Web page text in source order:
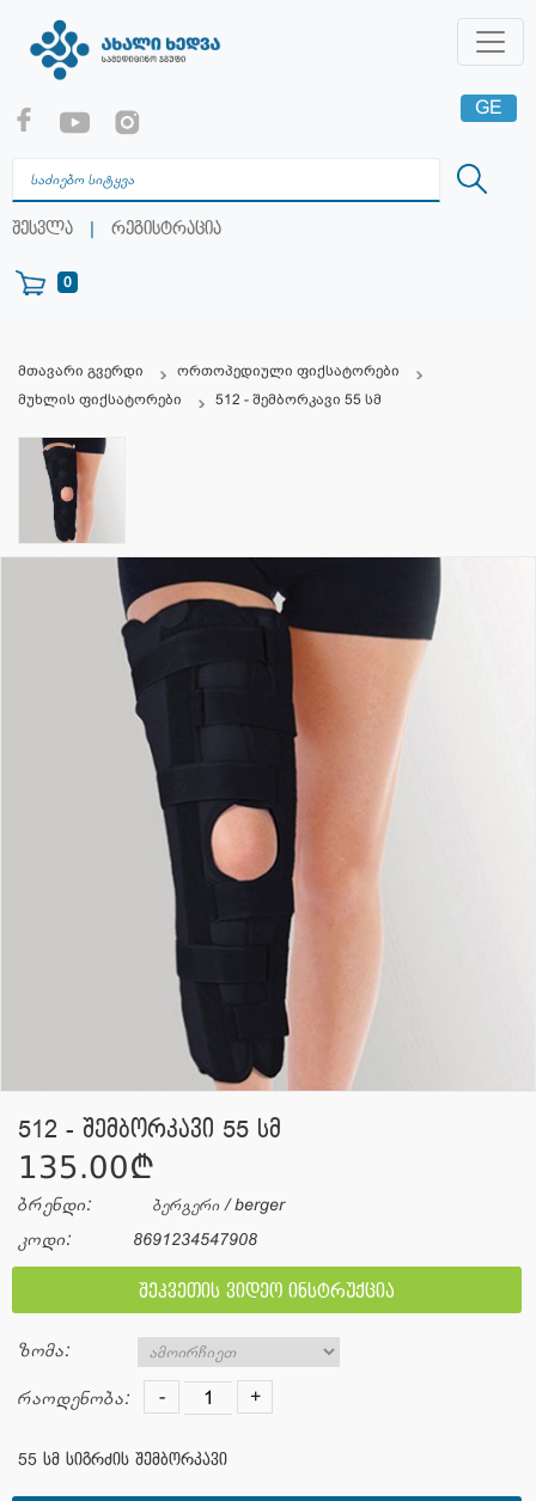
შესვლა | რეგისტრაცია
0
GE
RU
მთავარი გვერდი
ორთოპედიული ფიქსატორები
მუხლის ფიქსატორები
512 - შემბორკავი 55 სმ
512 - შემბორკავი 55 სმ
135.00¢
ბრენდი: ბერგერი / berger
კოდი: 8691234547908
შეკვეთის ვიდეო ინსტრუქცია
ზომა:
რაოდენობა: - +
55 სმ სიგრძის შემბორკავი